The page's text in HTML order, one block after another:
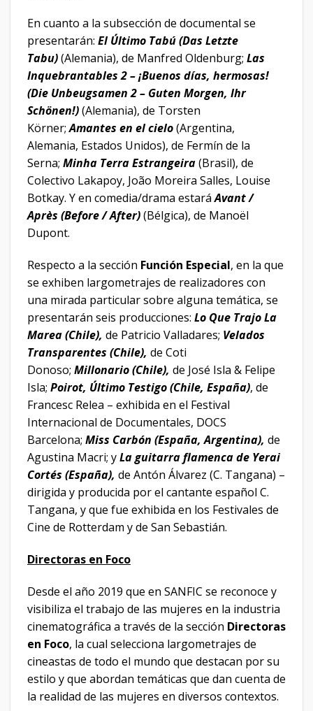
En cuanto a la subsección de documental se
presentarán: El Último Tabú (Das Letzte
Tabu)(Alemania), de Manfred Oldenburg; Las
Inquebrantables 2 – ¡Buenos días, hermosas!
(Die Unbeugsamen 2 – Guten Morgen, Ihr
Schönen!)(Alemania), de Torsten
Körner;Amantes en el cielo(Argentina,
Alemania, Estados Unidos), de Fermín de la
Serna; Minha Terra Estrangeira(Brasil), de
Colectivo Lakapoy, João Moreira Salles, Louise
Botkay. Y en comedia/drama estaráAvant /
Après (Before / After)(Bélgica), de Manoël
Dupont.
Respecto a la sección Función Especial, en la que
se exhiben largometrajes de realizadores con
una mirada particular sobre alguna temática, se
presentarán seis producciones: Lo Que Trajo La
Marea (Chile), de Patricio Valladares; Velados
Transparentes (Chile), de Coti
Donoso; Millonario (Chile), de José Isla & Felipe
Isla; Poirot, Último Testigo (Chile, España), de
Francesc Relea – exhibida en el Festival
Internacional de Documentales, DOCS
Barcelona; Miss Carbón (España, Argentina), de
Agustina Macri; yLa guitarra flamenca de Yerai
Cortés (España), de Antón Álvarez (C. Tangana) –
dirigida y producida por el cantante español C.
Tangana, y que fue exhibida en los Festivales de
Cine de Rotterdam y de San Sebastián.
Directoras en Foco
Desde el año 2019 que en SANFIC se reconoce y
visibiliza el trabajo de las mujeres en la industria
cinematográfica a través de la sección Directoras
en Foco, la cual selecciona largometrajes de
cineastas de todo el mundo que destacan por su
estilo y que abordan temáticas que dan cuenta de
la realidad de las mujeres en diversos contextos.